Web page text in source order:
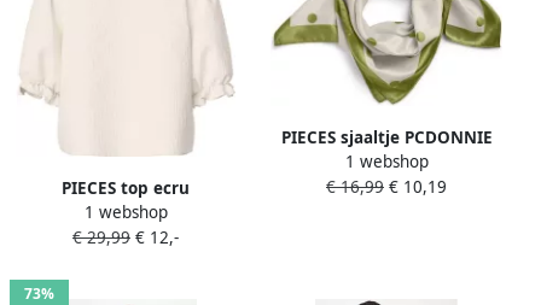
PIECES top ecru
1 webshop
€ 29,99 € 12,-
PIECES sjaaltje PCDONNIE
met stippen ecru groen
1 webshop
€ 16,99 € 10,19
73%